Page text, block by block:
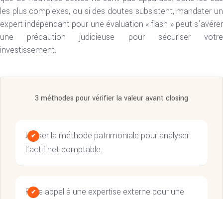
les plus complexes, ou si des doutes subsistent, mandater un
expert indépendant pour une évaluation « flash » peut s’avérer
une précaution judicieuse pour sécuriser votre
investissement.
3 méthodes pour vérifier la valeur avant closing
Utiliser la méthode patrimoniale pour analyser
l’actif net comptable.
Faire appel à une expertise externe pour une